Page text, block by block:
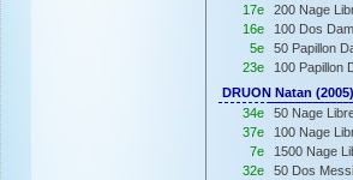
17e
200 Nage
16e
100 Dos
5e
50 Papillon
23e
100 Papillon
DRUON Natan
34e
50 Nage
37e
100 Nage
7e
1500 Nage
32e
50 Dos